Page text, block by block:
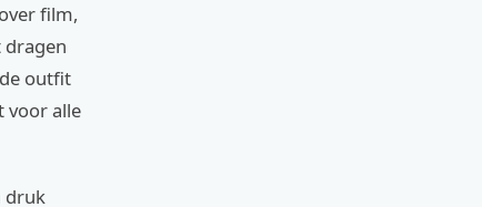
film,
dragen
outfit
voor alle
druk